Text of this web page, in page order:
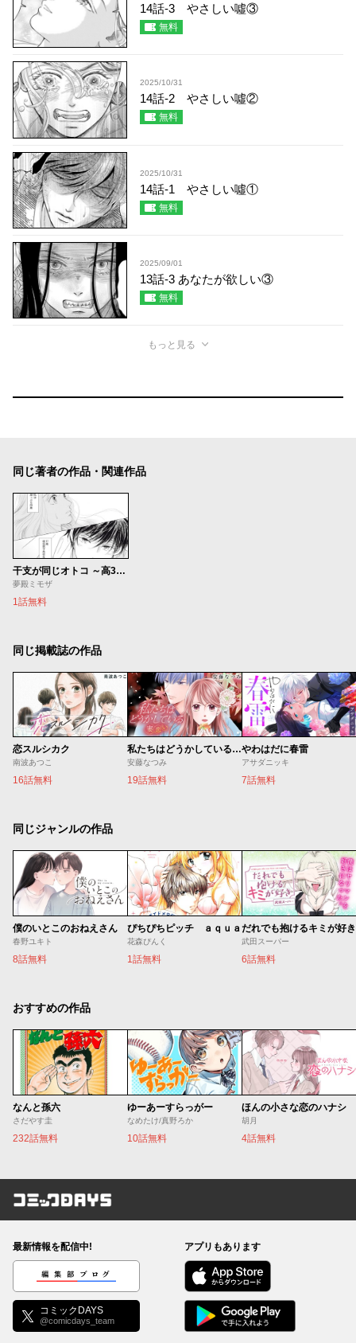
14話-3 やさしい噓③
無料
2025/10/31
14話-2 やさしい噓②
無料
2025/10/31
14話-1 やさしい噓①
無料
2025/09/01
13話-3 あなたが欲しい③
無料
もっと見る
同じ著者の作品・関連作品
干支が同じオトコ ～高3デビューしたイケメンに愛されすぎて困っています～
夢殿ミモザ
1話無料
同じ掲載誌の作品
恋スルシカク
南波あつこ
16話無料
私たちはどうかしている 妻恋い
安藤なつみ
19話無料
やわはだに春雷
アサダニッキ
7話無料
同じジャンルの作品
僕のいとこのおねえさん
春野ユキト
8話無料
ぴちぴちピッチ ａｑｕａ
花森ぴんく
1話無料
だれでも抱けるキミが好き
武田スーパー
6話無料
おすすめの作品
なんと孫六
さだやす圭
232話無料
ゆーあーすらっがー
なめたけ/真野ろか
10話無料
ほんの小さな恋のハナシ
胡月
4話無料
コミックDAYS
最新情報を配信中!
編集部ブログ
コミックDAYS
@comicdays_team
アプリもあります